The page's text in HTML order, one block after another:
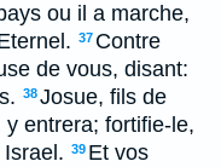
ou il a marche,
37 Contre
de vous, disant:
38Josue, fils de
entrera; fortifie-le,
39 Et vos